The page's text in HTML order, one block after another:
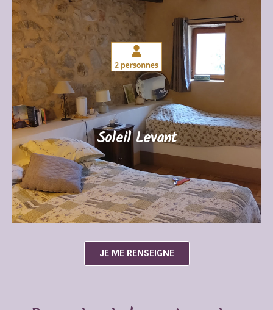
Soleil Levant
Soleil Levant (28m²)
Grande chambre exposée à l’est, bonne fraicheur
l’été et avec le charme des pierres apparentes.
Grand lit queen size, sol en terres cuites et salle de
bain aux carreaux de ciment.
JE ME RENSEIGNE
JE ME RENSEIGNE